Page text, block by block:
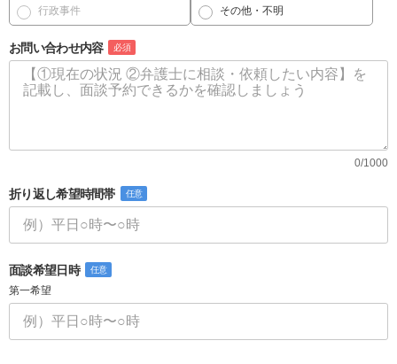
行政事件 その他・不明
お問い合わせ内容 必須
0/1000
折り返し希望時間帯 任意
面談希望日時 任意
第一希望